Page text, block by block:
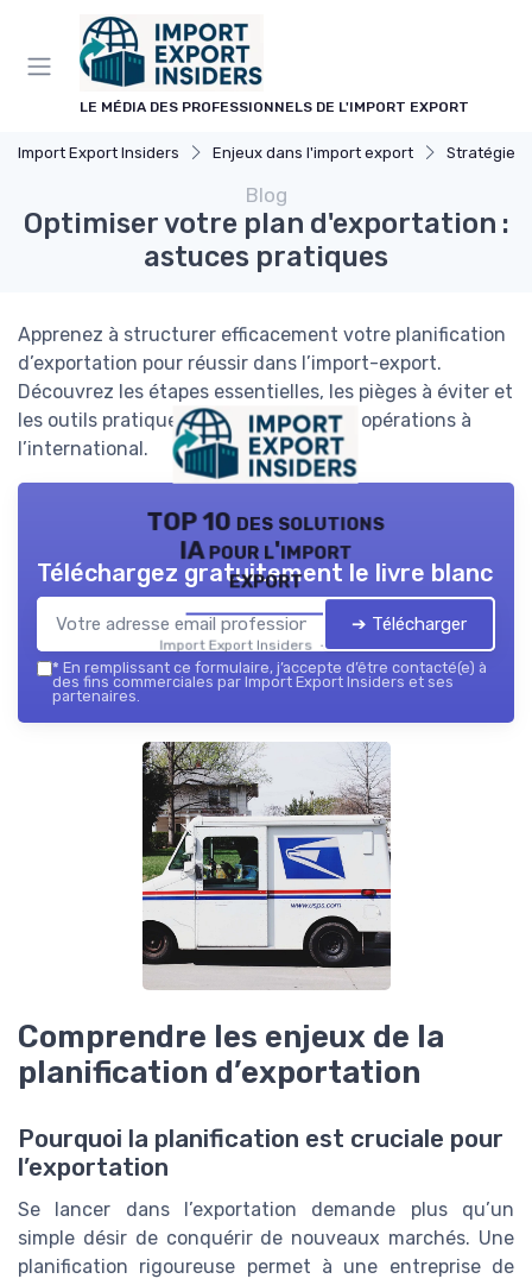
LE MÉDIA DES PROFESSIONNELS DE L'IMPORT EXPORT
Import Export Insiders Enjeux dans l'import export Stratégies
Blog
Optimiser votre plan d'exportation :
astuces pratiques
Apprenez à structurer efficacement votre planification
d’exportation pour réussir dans l’import-export.
Découvrez les étapes essentielles, les pièges à éviter et
les outils pratiques pour optimiser vos opérations à
l’international.
TOP 10 des solutions
IA pour l'import
export
Import Export Insiders — 2026
Téléchargez gratuitement le livre blanc
➔ Télécharger
* En remplissant ce formulaire, j’accepte d’être contacté(e) à
des fins commerciales par Import Export Insiders et ses
partenaires.
Comprendre les enjeux de la
planification d’exportation
Pourquoi la planification est cruciale pour
l’exportation
Se lancer dans l’exportation demande plus qu’un
simple désir de conquérir de nouveaux marchés. Une
planification rigoureuse permet à une entreprise de
Panneau de gestion des cookies